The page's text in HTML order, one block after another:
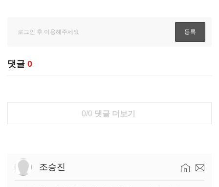
댓글 0
0/0 댓글 더보기
조승진